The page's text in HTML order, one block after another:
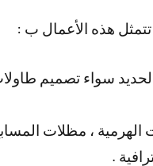
هذه الأعمال ب :
سواء تصميم
الهرمية ، مظلات
.